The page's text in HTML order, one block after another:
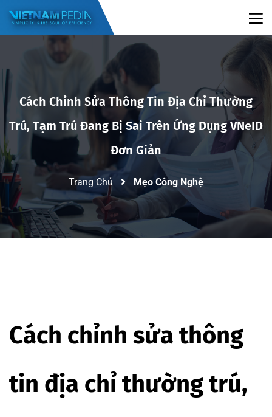
Cách Chỉnh Sửa Thông Tin Địa Chỉ Thường
Trú, Tạm Trú Đang Bị Sai Trên Ứng Dụng VNeID
Đơn Giản
Trang Chủ Mẹo Công Nghệ
Cách chỉnh sửa thông
tin địa chỉ thường trú,